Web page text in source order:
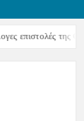
επιστολές της